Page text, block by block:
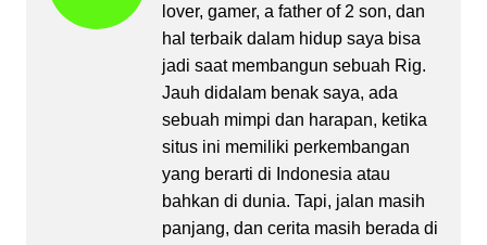
lover, gamer, a father of 2 son, dan
hal terbaik dalam hidup saya bisa
jadi saat membangun sebuah Rig.
Jauh didalam benak saya, ada
sebuah mimpi dan harapan, ketika
situs ini memiliki perkembangan
yang berarti di Indonesia atau
bahkan di dunia. Tapi, jalan masih
panjang, dan cerita masih berada di